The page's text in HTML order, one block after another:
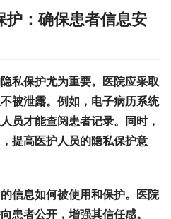
护：确保患者信息安
私保护尤为重要。医院应采取
被泄露。例如，电子病历系统
员才能查阅患者记录。同时，
提高医护人员的隐私保护意
信息如何被使用和保护。医院
患者公开，增强其信任感。